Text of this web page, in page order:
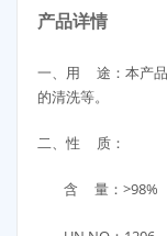
产品详情
一、用 途：本产品
的清洗等。
二、性 质：
含 量：>98%